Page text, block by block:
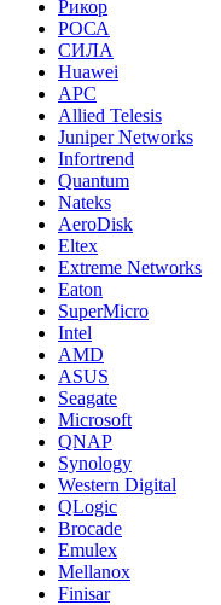
Рикор
РОСА
СИЛА
Huawei
APC
Allied Telesis
Juniper Networks
Infortrend
Quantum
Nateks
AeroDisk
Eltex
Extreme Networks
Eaton
SuperMicro
Intel
AMD
ASUS
Seagate
Microsoft
QNAP
Synology
Western Digital
QLogic
Brocade
Emulex
Mellanox
Finisar